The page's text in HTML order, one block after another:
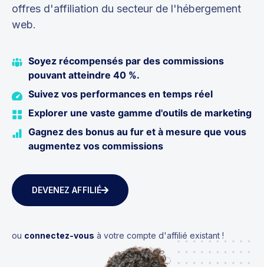
offres d'affiliation du secteur de l'hébergement
web.
Soyez récompensés par des commissions
pouvant atteindre 40 %.
Suivez vos performances en temps réel
Explorer une vaste gamme d'outils de marketing
Gagnez des bonus au fur et à mesure que vous
augmentez vos commissions
DEVENEZ AFFILIÉ
ou connectez-vous à votre compte d'affilié existant !